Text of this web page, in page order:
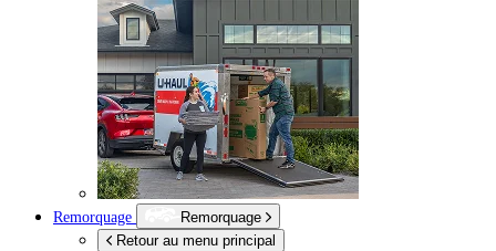
Remorquage
Remorquage
Retour au menu principal